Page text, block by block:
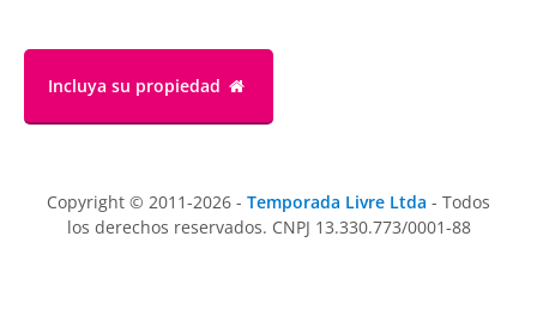
Incluya su propiedad
Copyright © 2011-2026 - Temporada Livre Ltda - Todos
los derechos reservados. CNPJ 13.330.773/0001-88